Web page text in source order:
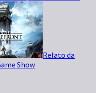
Relato da
Show